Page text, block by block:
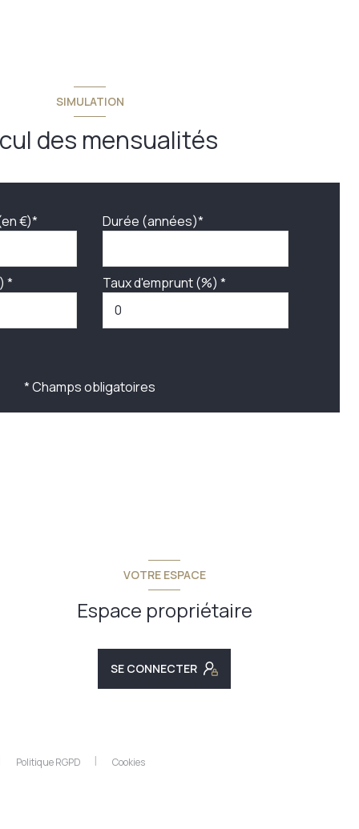
SIMULATION
des mensualités
€)* Durée (années)*
* Taux d'emprunt (%) *
* Champs obligatoires
VOTRE ESPACE
Espace propriétaire
SE CONNECTER
Politique RGPD Cookies